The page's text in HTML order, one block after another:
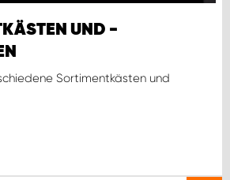
UND -
Sortimentkästen und